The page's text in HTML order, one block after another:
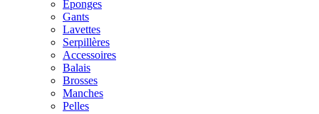
Éponges
Gants
Lavettes
Serpillères
Accessoires
Balais
Brosses
Manches
Pelles